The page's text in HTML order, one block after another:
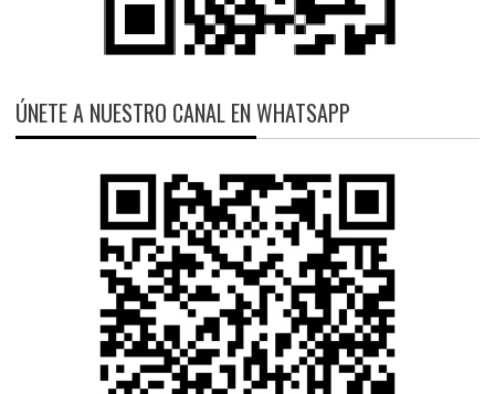
ÚNETE A NUESTRO CANAL EN WHATSAPP